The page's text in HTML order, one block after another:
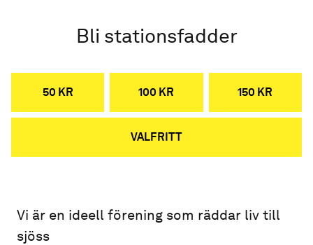
Bli stationsfadder
50 KR 100 KR 150 KR
VALFRITT
Vi är en ideell förening som räddar liv till
sjöss